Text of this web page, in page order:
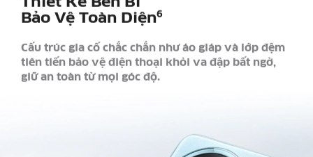
Bảo Vệ Toàn Diện6
Cấu trúc gia cố chắc chắn như áo giáp và lớp đệm
tiên tiến bảo vệ điện thoại khỏi va đập bất ngờ,
giữ an toàn từ mọi góc độ.